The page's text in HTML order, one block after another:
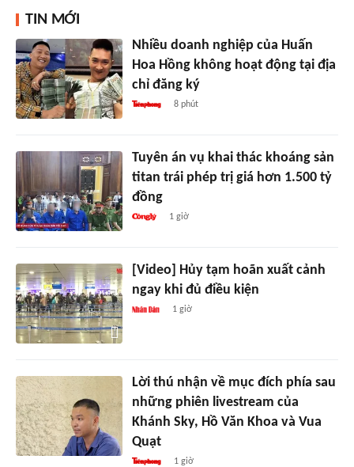
TIN MỚI
Nhiều doanh nghiệp của Huấn
Hoa Hồng không hoạt động tại địa
chỉ đăng ký
8 phút
Tuyên án vụ khai thác khoáng sản
titan trái phép trị giá hơn 1.500 tỷ
đồng
1 giờ
[Video] Hủy tạm hoãn xuất cảnh
ngay khi đủ điều kiện
1 giờ
Lời thú nhận về mục đích phía sau
những phiên livestream của
Khánh Sky, Hồ Văn Khoa và Vua
Quạt
1 giờ